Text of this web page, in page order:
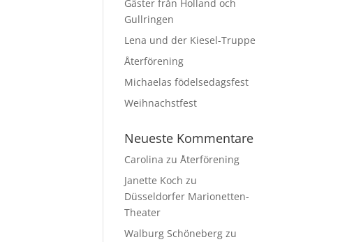
Gäster från Holland och
Gullringen
Lena und der Kiesel-Truppe
Återförening
Michaelas födelsedagsfest
Weihnachstfest
Neueste Kommentare
Carolina zuÅterförening
Janette Koch zu
Düsseldorfer Marionetten-
Theater
Walburg Schöneberg zu